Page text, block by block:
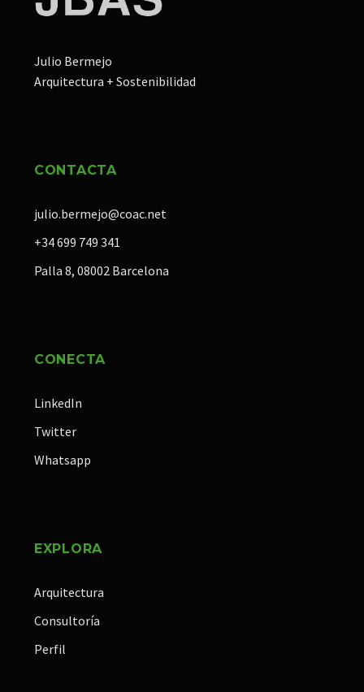
Julio Bermejo
Arquitectura + Sostenibilidad
CONTACTA
julio.bermejo@coac.net
+34 699 749 341
Palla 8, 08002 Barcelona
CONECTA
LinkedIn
Twitter
Whatsapp
EXPLORA
Arquitectura
Consultoría
Perfil